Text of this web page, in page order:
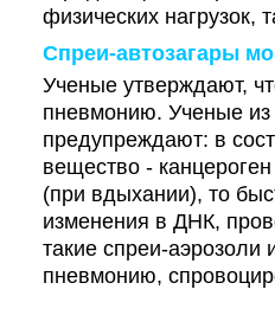
физических нагрузок,
Спреи-автозагары
Ученые утверждают,
пневмонию. Ученые
предупреждают: в
вещество -
(при вдыхании), то
изменения в ДНК,
такие спреи-аэрозоли
пневмонию,